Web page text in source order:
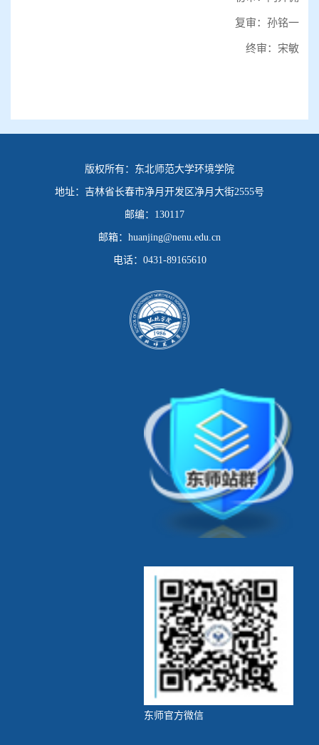
复审：孙铭一
终审：宋敏
版权所有： 东北师范大学环境学院
地址： 吉林省长春市净月开发区净月大街2555号
邮编： 130117
邮箱： huanjing@nenu.edu.cn
电话： 0431-89165610
东师官方微信